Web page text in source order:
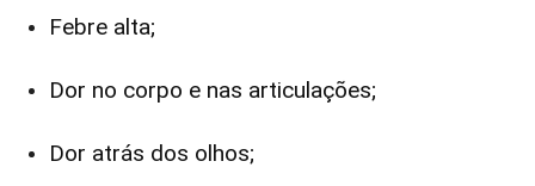
Febre alta;
Dor no corpo e nas articulações;
Dor atrás dos olhos;